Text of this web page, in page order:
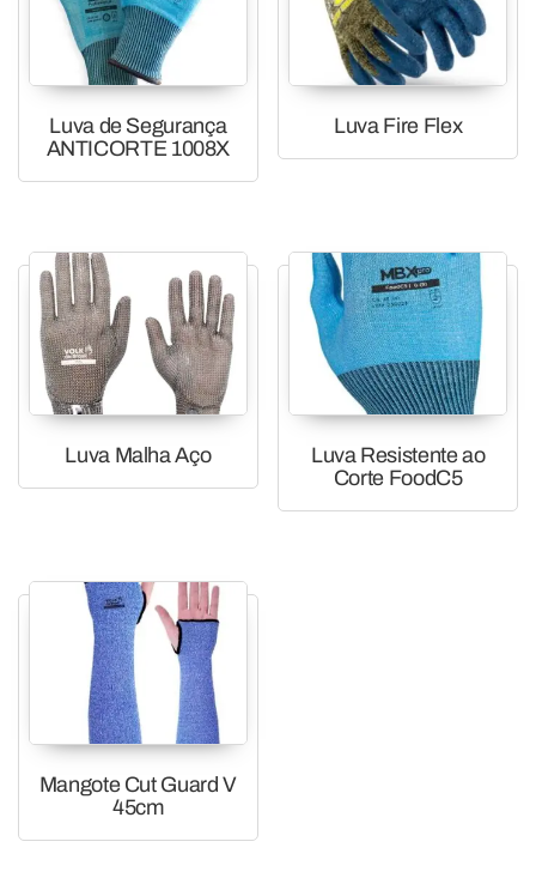
Luva de Segurança
ANTICORTE 1008X
Luva Fire Flex
Luva Malha Aço
Luva Resistente ao
Corte FoodC5
Mangote Cut Guard V
45cm